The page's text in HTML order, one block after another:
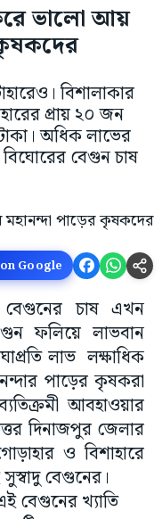
ভালো আয়
বিশালাকার
প্রায় ২০ জন
অধিক লাভের
বেগুন চাষ
Google
বেগুনের চাষ এখন
ফলিয়ে লাভবান
লাভ লক্ষাধিক
পাড়ের কৃষকরা
আবহাওয়ার
দিনাজপুর জেলার
ও বিশাহারে
বেগুনের।
বেগুনের খ্যাতি